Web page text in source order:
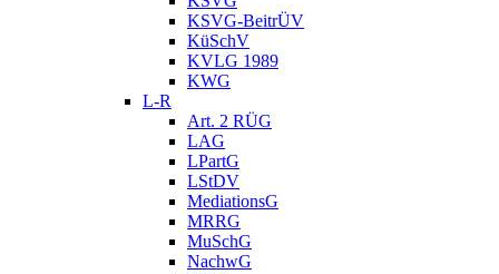
KSVG-BeitrÜV
KüSchV
KVLG 1989
KWG
L-R
Art. 2 RÜG
LAG
LPartG
LStDV
MediationsG
MRRG
MuSchG
NachwG